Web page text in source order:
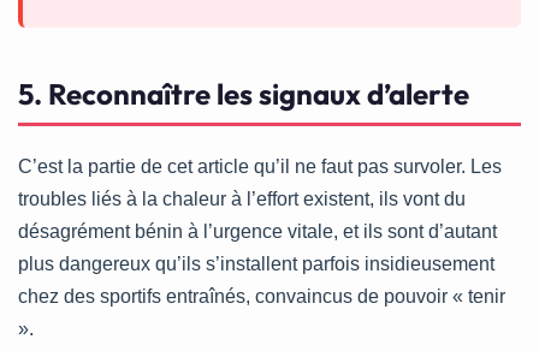
5. Reconnaître les signaux d’alerte
C’est la partie de cet article qu’il ne faut pas survoler. Les
troubles liés à la chaleur à l’effort existent, ils vont du
désagrément bénin à l’urgence vitale, et ils sont d’autant
plus dangereux qu’ils s’installent parfois insidieusement
chez des sportifs entraînés, convaincus de pouvoir « tenir
».